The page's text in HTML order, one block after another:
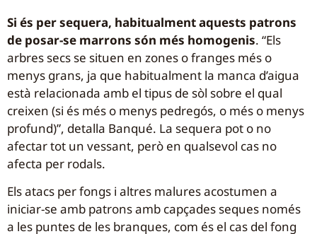
Si és per sequera, habitualment aquests patrons
de posar-se marrons són més homogenis. “Els
arbres secs se situen en zones o franges més o
menys grans, ja que habitualment la manca d’aigua
està relacionada amb el tipus de sòl sobre el qual
creixen (si és més o menys pedregós, o més o menys
profund)”, detalla Banqué. La sequera pot o no
afectar tot un vessant, però en qualsevol cas no
afecta per rodals.
Els atacs per fongs i altres malures acostumen a
iniciar-se amb patrons amb capçades seques només
a les puntes de les branques, com és el cas del fong